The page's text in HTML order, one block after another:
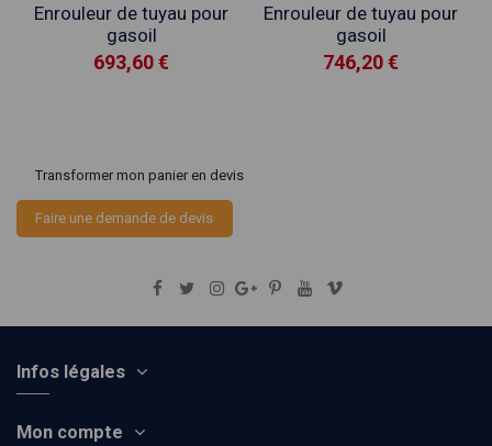
Enrouleur de tuyau pour
gasoil
693,60 €
Enrouleur de tuyau pour
gasoil
746,20 €
Transformer mon panier en devis
Faire une demande de devis
Infos légales
Mon compte